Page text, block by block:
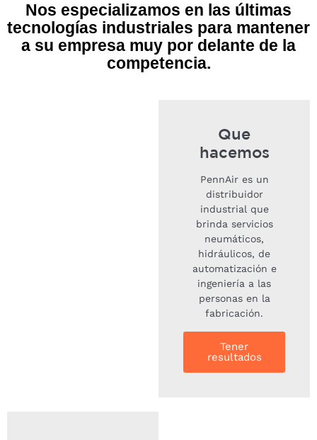
Nos especializamos en las últimas
tecnologías industriales para mantener
a su empresa muy por delante de la
competencia.
Que
hacemos
PennAir es un
distribuidor
industrial que
brinda servicios
neumáticos,
hidráulicos, de
automatización e
ingeniería a las
personas en la
fabricación.
Tener
resultados